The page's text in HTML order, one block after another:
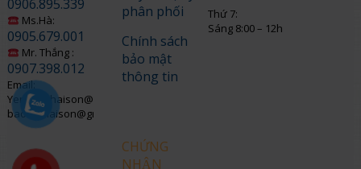
0906.895.339
Ms.Hà:
0905.679.001
Mr. Thắng :
0907.398.012
Email:
Yenngo.thaison@gmail.com
baohothaison@gmail.com
phân phối
Chính sách
bảo mật
thông tin
CHỨNG
NHẬN
Thứ 7:
Sáng 8:00 – 12h